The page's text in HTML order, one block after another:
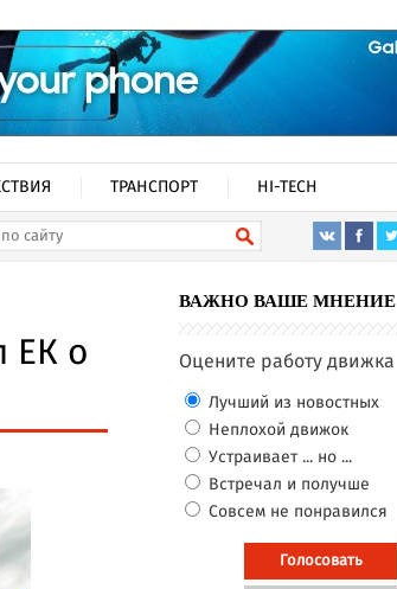
ТРАНСПОРТ HI-TECH
ЕК о
ВАЖНО ВАШЕ МНЕНИЕ
Оцените работу движка
Лучший из новостных
Неплохой движок
Устраивает ... но ...
Встречал и получше
Совсем не понравился